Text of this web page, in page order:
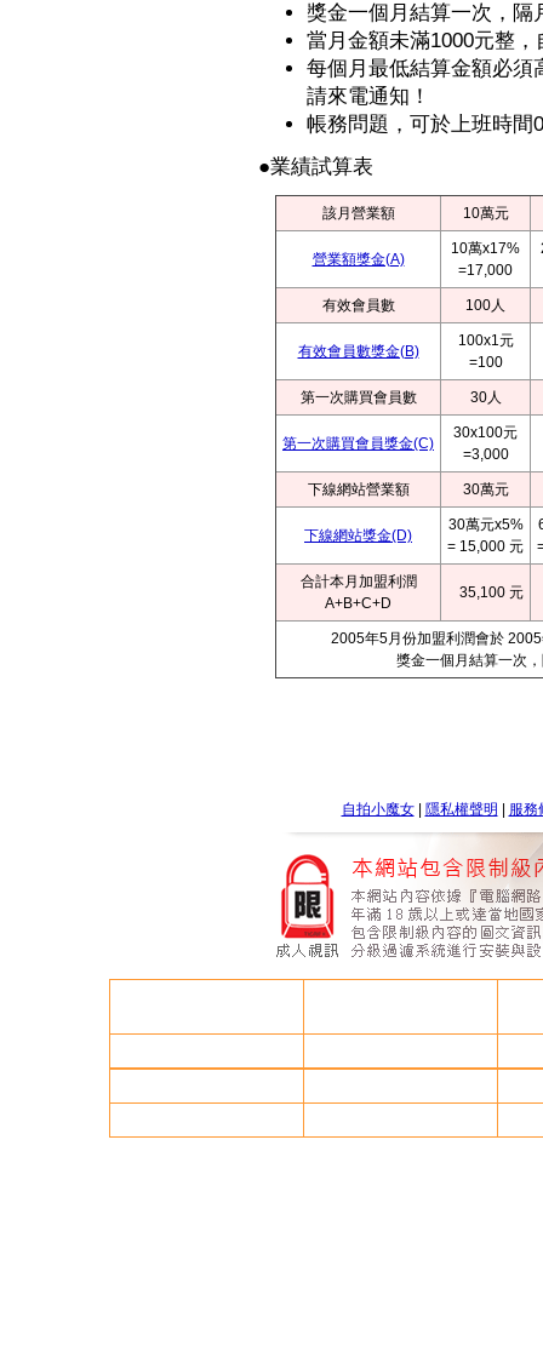
獎金一個月結算一次，隔
當月金額未滿1000元整
每個月最低結算金額必須
請來電通知！
帳務問題，可於上班時間
●業績試算表
該月營業額 10萬元
營業額獎金(A)
10萬x17%
=17,000
有效會員數 100人
有效會員數獎金(B)
100x1元
=100
第一次購買會員數 30人
第一次購買會員獎金(C)
30x100元
=3,000
下線網站營業額 30萬元
下線網站獎金(D)
30萬元x5%
= 15,000 元
合計本月加盟利潤
A+B+C+D
35,100 元
2005年5月份加盟利潤會於
獎金一個月結算一次
自拍小魔女| 隱私權聲明 服務